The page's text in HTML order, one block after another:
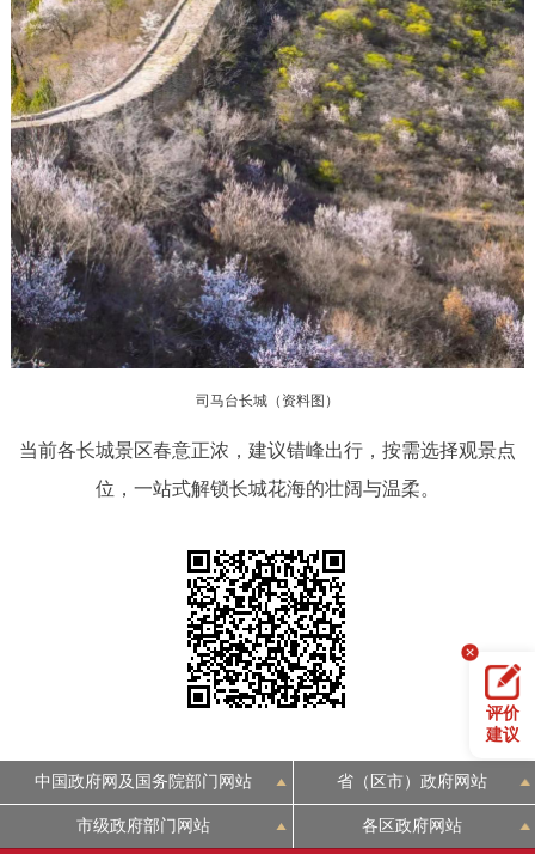
司马台长城（资料图）
当前各长城景区春意正浓，建议错峰出行，按需选择观景点
位，一站式解锁长城花海的壮阔与温柔。
评价
建议
中国政府网及国务院部门网站 省（区市）政府网站
市级政府部门网站 各区政府网站